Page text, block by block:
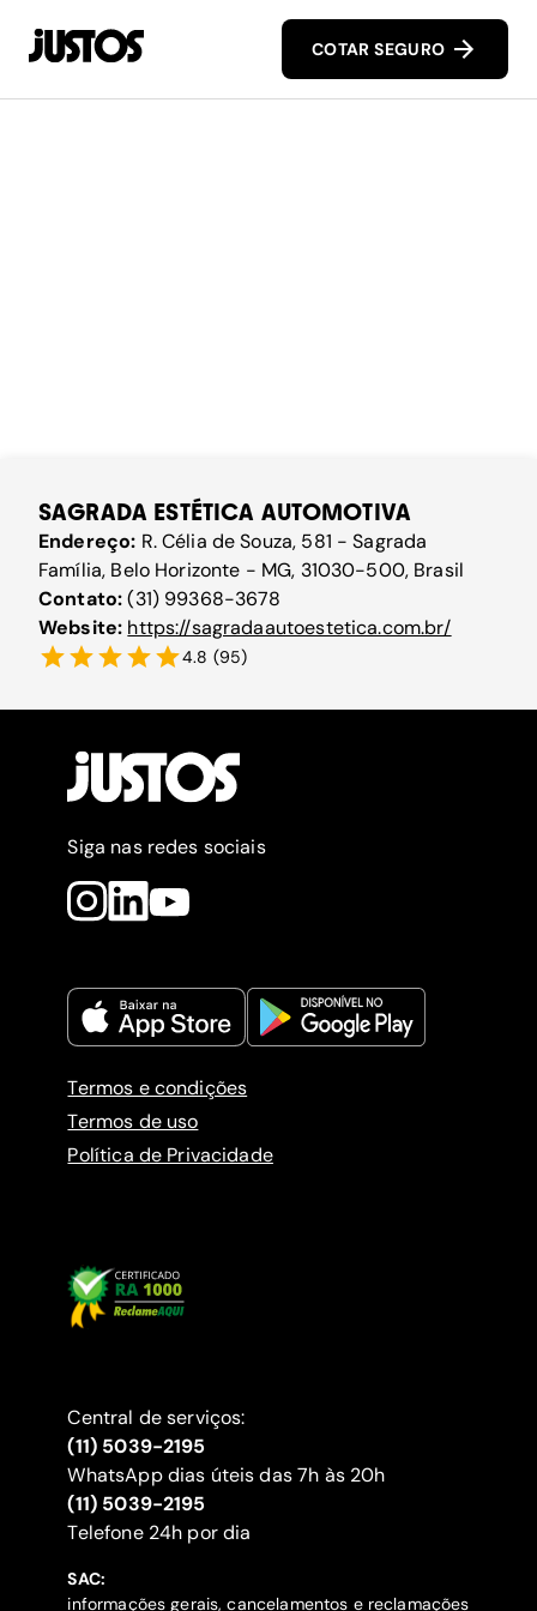
COTAR SEGURO
SAGRADA ESTÉTICA AUTOMOTIVA
Endereço: R. Célia de Souza, 581 - Sagrada
Família, Belo Horizonte - MG, 31030-500, Brasil
Contato:(31) 99368-3678
Website: https://sagradaautoestetica.com.br/
4.8 (95)
Siga nas redes sociais
Termos e condições
Termos de uso
Política de Privacidade
Central de serviços:
(11) 5039-2195
WhatsApp dias úteis das 7h às 20h
(11) 5039-2195
‍Telefone 24h por dia
SAC:
informações gerais, cancelamentos e reclamações